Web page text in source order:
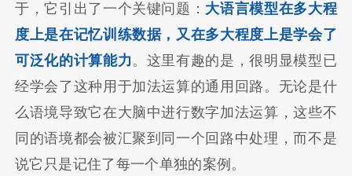
于，它引出了一个关键问题： 大语言模型在多大程
度上是在记忆训练数据，又在多大程度上是学会了
可泛化的计算能力 。这里有趣的是，很明显模型已
经学会了这种用于加法运算的通用回路。无论是什
么语境导致它在大脑中进行数字加法运算，这些不
同的语境都会被汇聚到同一个回路中处理，而不是
说它只是记住了每一个单独的案例。